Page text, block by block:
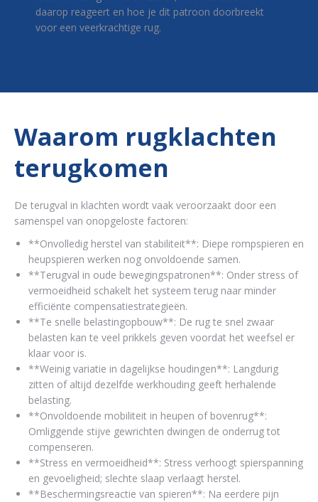
daarop reageert en hoe je dit patroon doorbreekt
voor een veerkrachtige rug.
Waarom rugklachten
terugkomen
De terugval in klachten wordt vaak veroorzaakt door een
samenspel van onopgeloste factoren:
**Onvolledig herstel van stabiliteit**: Diepe rompspieren en
heupspieren werken nog onvoldoende samen.
**Terugval in oude bewegingspatronen**: Onder stress of
vermoeidheid schakelt het systeem terug naar minder
efficiënte compensatiestrategieën.
**Te snelle belastingopbouw**: De rug te snel zwaar
belasten kan te veel prikkels geven voordat het weefsel er
klaar voor is.
**Weinig variatie in dagelijkse houdingen**: Langdurig
zitten of altijd dezelfde werkhouding geeft herhalende
belasting.
**Onvoldoende mobiliteit in heupen of bovenrug**:
Omliggende stijve gewrichten dwingen de onderrug tot
compenseren.
**Stress en vermoeidheid**: Stress verhoogt spierspanning
en gevoeligheid; slechte slaap verlaagt herstel.
**Beschermingsreactie van spieren**: Na eerdere pijn